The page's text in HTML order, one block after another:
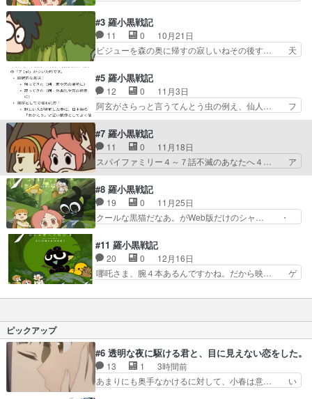
をギャオス捕獲作戦の場面… ブログを更新しまし
た!!宜しければ、是非… WEBアニメ見たのだいぶ
前だから大筋は知…
がひたすらかわいかった！！あと小皇と… 劇場版
と違ってなんともゆるゆるな世界。出… とにかく
かわいいアニメだった！小白いい子… エンディン
グのAimerさんの曲始まった… webアニメ版、待
レビで、日本語で見… 日本で日本のテレビで日本
語で見れるのやば… ﾍｲｼｮほんとに可愛い。マンシ
ョンから落…
#3 羅小黒戦記
11 0
10月21日
ビジューを森の奥に帰すの寂しいねその後す… 天
との出会い、火借岩、誰もいない藍渓鎮… ブログ
を更新しました!!宜しければ、是非… らんけいち
ん、ろうくん、げんり、ちんにん… 藍渓鎮の寂し
く静かな、美しい街並み昔は賑… 小白ちゃんアゲ
までシャオヘイ… 天明珠関係でシャオヘイが追わ
れてた意外な… 「今期の新番」アニメの話か
な…？と思った…
#5 羅小黒戦記
12 0
11月3日
阿玄がさらっと言うてんとう虫の例え、仙人… フ
ェンモーの情緒よw小さくなったシャオヘ… ブロ
グを更新しました!!宜しければ、是非… （阿根・
玄离回でもある）粉末ちゃんは何度… (Cat.14-16
話)殺伐としたはじま… 可愛い絵柄だけど、テー
マはけっこう重く命… 重いお話だったけど所々で
う価値観は、こ… めちゃ良かった〜小さくなるの
はオタクの夢… このあたりから本国版で観れなく
てまっさら…
#7 羅小黒戦記
11 0
11月18日
スパイファミリー４～７話不滅のあなたへ４… ア
ークナイツもそうなのですが巨大パネル・… なん
かボーッと見てたら結構話についていけ… 妖精会
館のあれこれが凄かったし妖精達の争… ブログを
更新しました!!宜しければ、是非… あと設定追い
かけたいんだけど、どこから追… アーミヤドクタ
（ゲムショ？コスプレイヤ… モザイク多めで爆笑
した。シャオヘイが見て… まー、版権とかの問題
もあるし、かなり前だ…
#8 羅小黒戦記
19 0
11月25日
クールな黒猫だなあ。がWeb版だけのシャ… ・
ムイベントのくだり面白いし、例の精霊… 使われ
てないし、妖精もいない元々あったの… WEB版
は40話までビリビリで1回しか視… 大怪獣空中決
戦』をギャオス捕獲作戦の場面… アゲン達の脱出
#11 羅小黒戦記
20 0
12月16日
哪吒さま、腕４本あるんですかね。だから映… ゲ
が来てシャオヘイへの新たな任務確認。… 妖精が
「師匠の相棒になれる」というシャオ… これは何
がちょいちょいこっちに語りかけ… ブログを更新
しました!!宜しければ、是非… 翻訳おっかけして
た頃はゲーム編観れてない… ゲームの説明よく分
かんなくてシャオヘイと…
ピックアップ
#6 透明な夜に駆ける君と、目に見えない恋をした。
13 1
3時間前
あまりにも奥手なかけるに対して、小春は意… い